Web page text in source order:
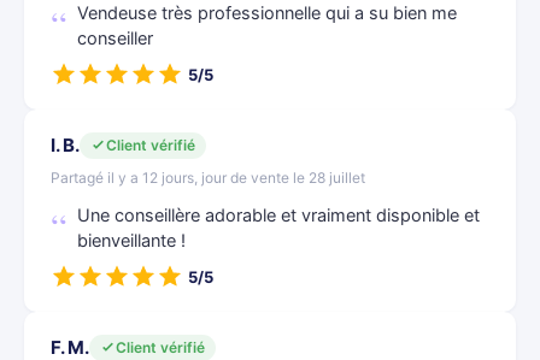
Vendeuse très professionnelle qui a su bien me
conseiller
5/5
I. B.
Client vérifié
Partagé il y a 12 jours, jour de vente le 28 juillet
Une conseillère adorable et vraiment disponible et
bienveillante !
5/5
F. M.
Client vérifié